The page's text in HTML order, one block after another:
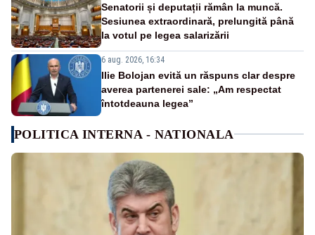
Senatorii și deputații rămân la muncă.
Sesiunea extraordinară, prelungită până
la votul pe legea salarizării
6 aug. 2026, 16:34
Ilie Bolojan evită un răspuns clar despre
averea partenerei sale: „Am respectat
întotdeauna legea”
POLITICA INTERNA - NATIONALA